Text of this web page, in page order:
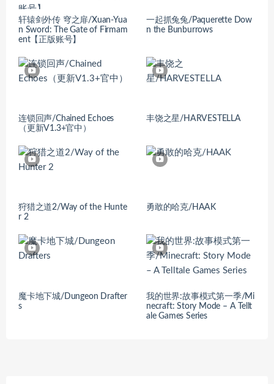
轩辕剑外传 穹之扉/Xuan-Yua
n Sword: The Gate of Firmam
ent【正版账号】
一起抓兔兔/Paquerette Dow
n the Bunburrows
连锁回声/Chained Echoes
（更新V1.3+官中）
丰饶之星/HARVESTELLA
狩猎之道2/Way of the Hunte
r 2
勇敢的哈克/HAAK
魔卡地下城/Dungeon Drafter
s
我的世界:故事模式第一季/Mi
necraft: Story Mode – A Tellt
ale Games Series